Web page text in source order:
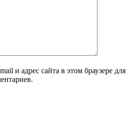
и адрес сайта в этом браузере для